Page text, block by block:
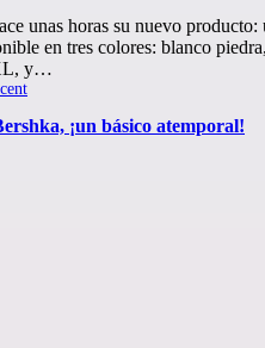
unas horas su nuevo
en tres colores: blanco
y…
¡un básico atemporal!